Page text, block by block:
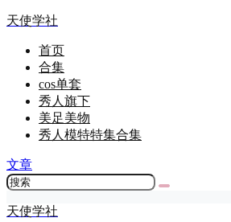
天使学社
首页
合集
cos单套
秀人旗下
美足美物
秀人模特特集合集
文章
天使学社